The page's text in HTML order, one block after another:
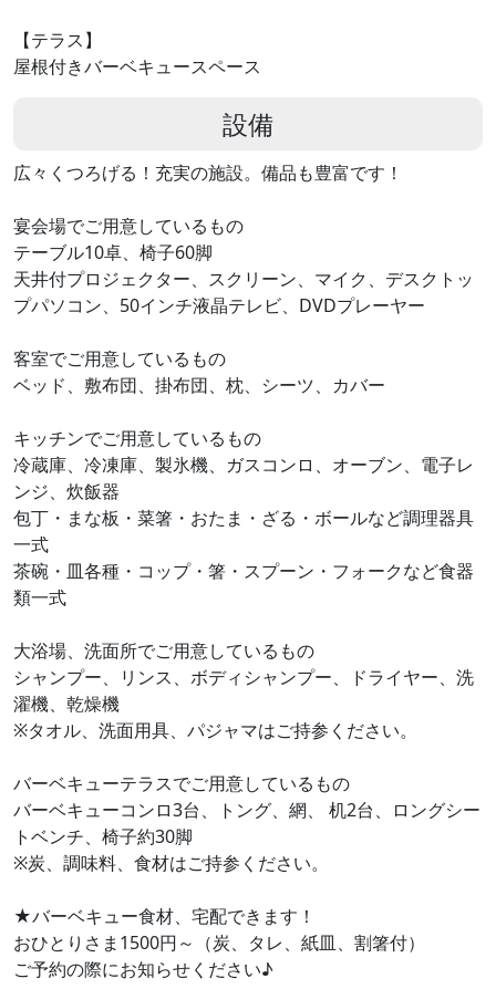
【テラス】
屋根付きバーベキュースペース
設備
広々くつろげる！充実の施設。備品も豊富です！
宴会場でご用意しているもの
テーブル10卓、椅子60脚
天井付プロジェクター、スクリーン、マイク、デスクトッ
プパソコン、50インチ液晶テレビ、DVDプレーヤー
客室でご用意しているもの
ベッド、敷布団、掛布団、枕、シーツ、カバー
キッチンでご用意しているもの
冷蔵庫、冷凍庫、製氷機、ガスコンロ、オーブン、電子レ
ンジ、炊飯器
包丁・まな板・菜箸・おたま・ざる・ボールなど調理器具
一式
茶碗・皿各種・コップ・箸・スプーン・フォークなど食器
類一式
大浴場、洗面所でご用意しているもの
シャンプー、リンス、ボディシャンプー、ドライヤー、洗
濯機、乾燥機
※タオル、洗面用具、パジャマはご持参ください。
バーベキューテラスでご用意しているもの
バーベキューコンロ3台、トング、網、 机2台、ロングシー
トベンチ、椅子約30脚
※炭、調味料、食材はご持参ください。
★バーベキュー食材、宅配できます！
おひとりさま1500円～（炭、タレ、紙皿、割箸付）
ご予約の際にお知らせください♪